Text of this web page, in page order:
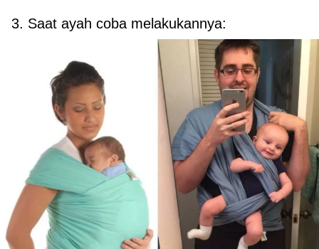
3. Saat ayah coba melakukannya: